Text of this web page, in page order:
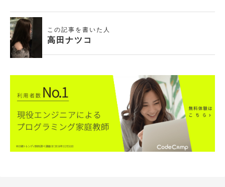
この記事を書いた人
高田ナツコ